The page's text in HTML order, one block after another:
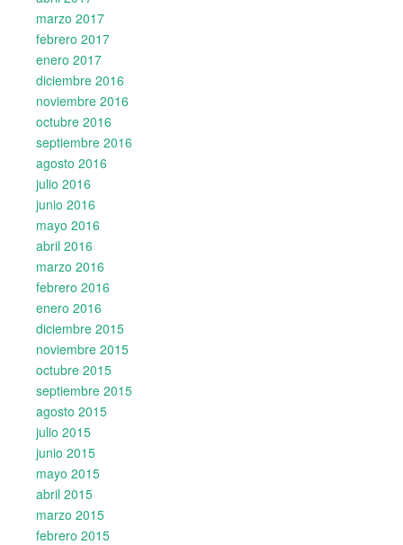
marzo 2017
febrero 2017
enero 2017
diciembre 2016
noviembre 2016
octubre 2016
septiembre 2016
agosto 2016
julio 2016
junio 2016
mayo 2016
abril 2016
marzo 2016
febrero 2016
enero 2016
diciembre 2015
noviembre 2015
octubre 2015
septiembre 2015
agosto 2015
julio 2015
junio 2015
mayo 2015
abril 2015
marzo 2015
febrero 2015